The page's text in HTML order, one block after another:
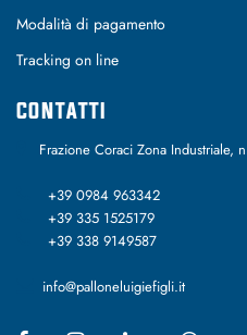
Modalità di pagamento
Tracking on line
CONTATTI
Frazione Coraci Zona Industriale,
+39 0984 963342
+39 335 1525179
+39 338 9149587
info@palloneluigiefigli.it